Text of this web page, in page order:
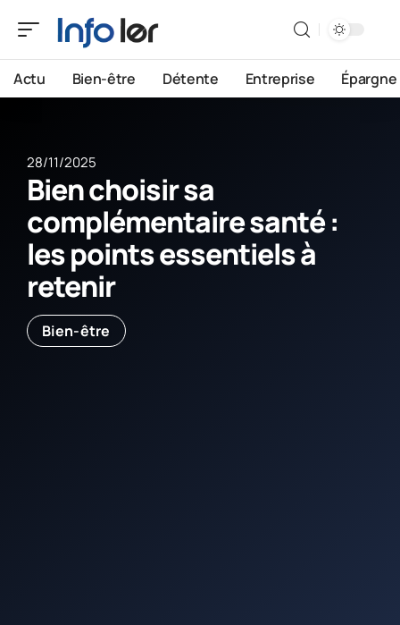
Actu Bien-être Détente Entreprise Épargne
28/11/2025
Bien choisir sa
complémentaire santé :
les points essentiels à
retenir
Bien-être